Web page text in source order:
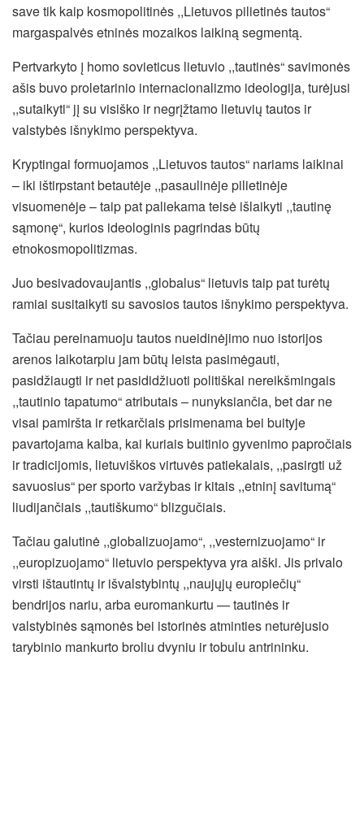
save tik kaip kosmopolitinės ,,Lietuvos pilietinės tautos“
margaspalvės etninės mozaikos laikiną segmentą.
Pertvarkyto į homo sovieticus lietuvio ,,tautinės“ savimonės
ašis buvo proletarinio internacionalizmo ideologija, turėjusi
,,sutaikyti“ jį su visiško ir negrįžtamo lietuvių tautos ir
valstybės išnykimo perspektyva.
Kryptingai formuojamos ,,Lietuvos tautos“ nariams laikinai
– iki ištirpstant betautėje ,,pasaulinėje pilietinėje
visuomenėje – taip pat paliekama teisė išlaikyti ,,tautinę
sąmonę“, kurios ideologinis pagrindas būtų
etnokosmopolitizmas.
Juo besivadovaujantis ,,globalus“ lietuvis taip pat turėtų
ramiai susitaikyti su savosios tautos išnykimo perspektyva.
Tačiau pereinamuoju tautos nueidinėjimo nuo istorijos
arenos laikotarpiu jam būtų leista pasimėgauti,
pasidžiaugti ir net pasididžiuoti politiškai nereikšmingais
,,tautinio tapatumo“ atributais – nunyksiančia, bet dar ne
visai pamiršta ir retkarčiais prisimenama bei buityje
pavartojama kalba, kai kuriais buitinio gyvenimo papročiais
ir tradicijomis, lietuviškos virtuvės patiekalais, ,,pasirgti už
savuosius“ per sporto varžybas ir kitais ,,etninį savitumą“
liudijančiais ,,tautiškumo“ blizgučiais.
Tačiau galutinė ,,globalizuojamo“, ,,vesternizuojamo“ ir
,,europizuojamo“ lietuvio perspektyva yra aiški. Jis privalo
virsti ištautintų ir išvalstybintų ,,naujųjų europiečių“
bendrijos nariu, arba euromankurtu — tautinės ir
valstybinės sąmonės bei istorinės atminties neturėjusio
tarybinio mankurto broliu dvyniu ir tobulu antrininku.